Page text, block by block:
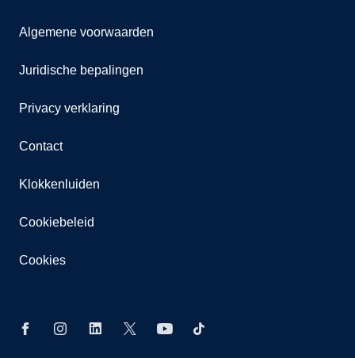
Algemene voorwaarden
Juridische bepalingen
Privacy verklaring
Contact
Klokkenluiden
Cookiebeleid
Cookies